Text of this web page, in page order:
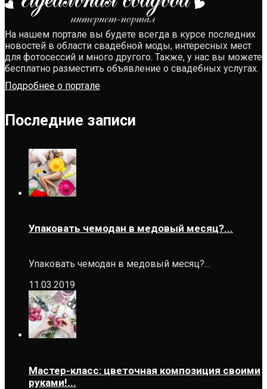
На нашем портале вы будете всегда в курсе последних
новостей в области свадебной моды, интересных мест
для фотосессий и много другого. Также, у нас вы можете
бесплатно разместить объявление о свадебных услугах.
Подробнее о портале
Последние записи
Упаковать чемодан в медовый месяц?...
Упаковать чемодан в медовый месяц?…
11.03.2019
Мастер-класс: цветочная композиция своими
руками!...